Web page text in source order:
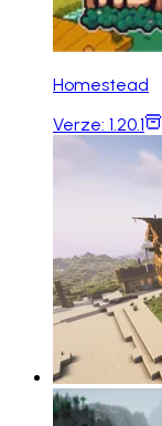
Homestead
Verze: 1.20.1